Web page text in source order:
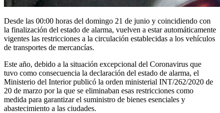
Desde las 00:00 horas del domingo 21 de junio y coincidiendo con
la finalización del estado de alarma, vuelven a estar automáticamente
vigentes las restricciones a la circulación establecidas a los vehículos
de transportes de mercancías.
Este año, debido a la situación excepcional del Coronavirus que
tuvo como consecuencia la declaración del estado de alarma, el
Ministerio del Interior publicó la orden ministerial INT/262/2020 de
20 de marzo por la que se eliminaban esas restricciones como
medida para garantizar el suministro de bienes esenciales y
abastecimiento a las ciudades.